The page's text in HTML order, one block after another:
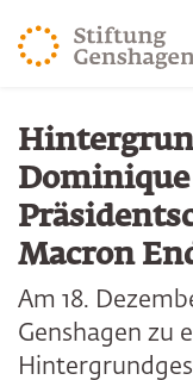
ZUM
ZUR SUCHE
Macron
Am 18.
Genshagen zu